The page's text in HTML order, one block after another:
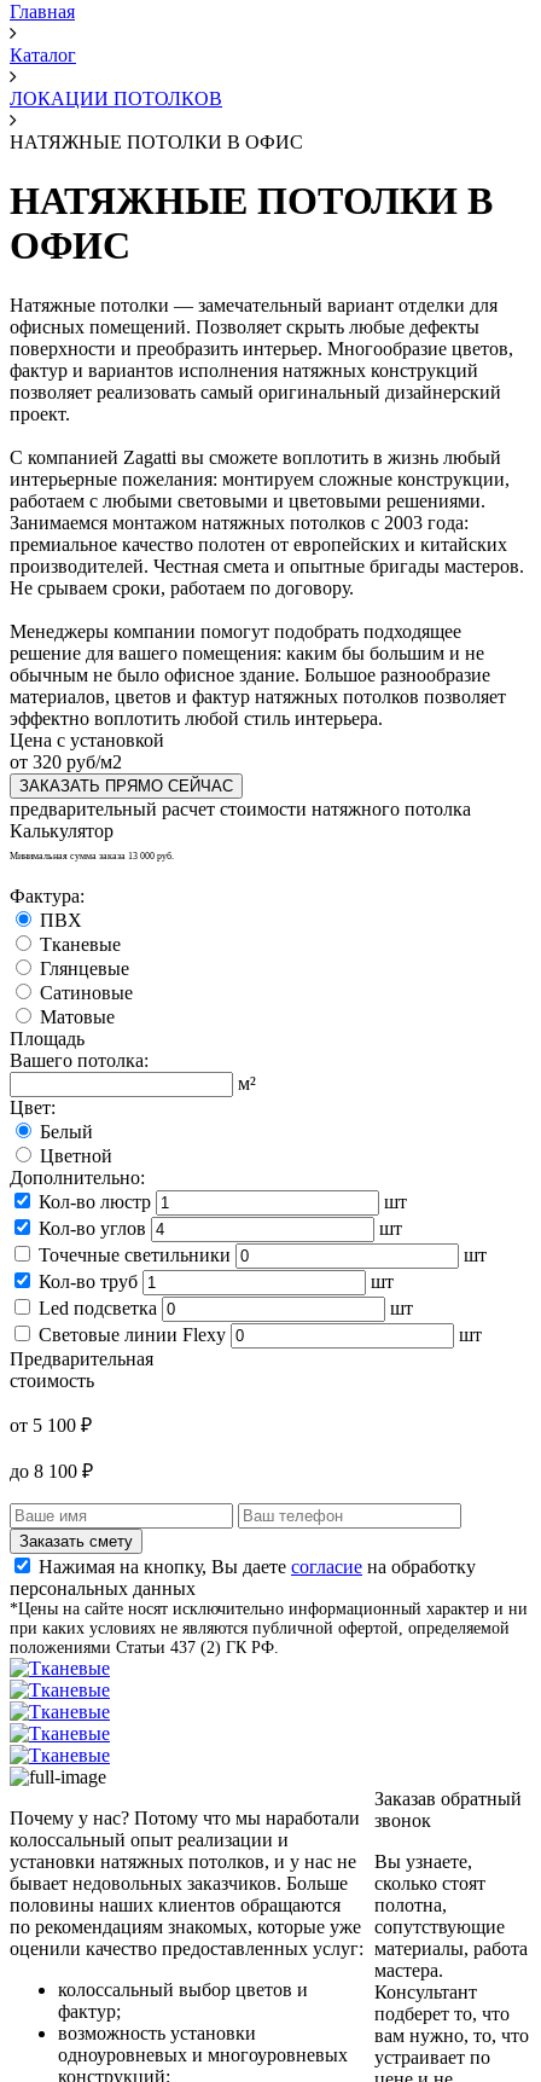
Главная
Каталог
ЛОКАЦИИ ПОТОЛКОВ
НАТЯЖНЫЕ ПОТОЛКИ В ОФИС
НАТЯЖНЫЕ ПОТОЛКИ В
ОФИС
Натяжные потолки — замечательный вариант отделки для
офисных помещений. Позволяет скрыть любые дефекты
поверхности и преобразить интерьер. Многообразие цветов,
фактур и вариантов исполнения натяжных конструкций
позволяет реализовать самый оригинальный дизайнерский
проект.
С компанией Zagatti вы сможете воплотить в жизнь любый
интерьерные пожелания: монтируем сложные конструкции,
работаем с любыми световыми и цветовыми решениями.
Занимаемся монтажом натяжных потолков с 2003 года:
премиальное качество полотен от европейских и китайских
производителей. Честная смета и опытные бригады мастеров.
Не срываем сроки, работаем по договору.
Менеджеры компании помогут подобрать подходящее
решение для вашего помещения: каким бы большим и не
обычным не было офисное здание. Большое разнообразие
материалов, цветов и фактур натяжных потолков позволяет
эффектно воплотить любой стиль интерьера.
Цена с установкой
от 320 руб/м2
ЗАКАЗАТЬ ПРЯМО СЕЙЧАС
предварительный расчет стоимости натяжного потолка
Калькулятор
Минимальная сумма заказа 13 000 руб.
Фактура:
ПВХ
Тканевые
Глянцевые
Сатиновые
Матовые
Площадь
Вашего потолка:
м²
Цвет:
Белый
Цветной
Дополнительно:
Кол-во люстр
шт
Кол-во углов
шт
Точечные светильники
шт
Кол-во труб
шт
Led подсветка
шт
Световые линии Flexy
шт
Предварительная
стоимость
от 5 100 ₽
до 8 100 ₽
Заказать смету
Нажимая на кнопку, Вы даете согласие на обработку
персональных данных
*Цены на сайте носят исключительно информационный характер и ни
при каких условиях не являются публичной офертой, определяемой
положениями Статьи 437 (2) ГК РФ.
Почему у нас? Потому что мы наработали
колоссальный опыт реализации и
установки натяжных потолков, и у нас не
бывает недовольных заказчиков. Больше
половины наших клиентов обращаются
по рекомендациям знакомых, которые уже
оценили качество предоставленных услуг:
колоссальный выбор цветов и
фактур;
возможность установки
одноуровневых и многоуровневых
конструкций;
Заказав обратный
звонок
Вы узнаете,
сколько стоят
полотна,
сопутствующие
материалы, работа
мастера.
Консультант
подберет то, что
вам нужно, то, что
устраивает по